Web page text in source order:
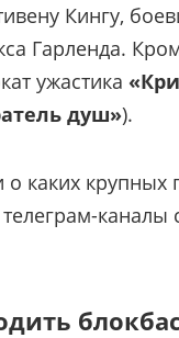
Кингу,
Гарленда.
ужастика
душ»).
каких крупных
каналы